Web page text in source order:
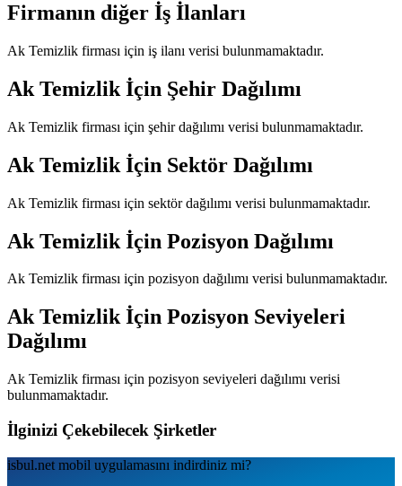
Firmanın diğer İş İlanları
Ak Temizlik firması için iş ilanı verisi bulunmamaktadır.
Ak Temizlik İçin Şehir Dağılımı
Ak Temizlik firması için şehir dağılımı verisi bulunmamaktadır.
Ak Temizlik İçin Sektör Dağılımı
Ak Temizlik firması için sektör dağılımı verisi bulunmamaktadır.
Ak Temizlik İçin Pozisyon Dağılımı
Ak Temizlik firması için pozisyon dağılımı verisi bulunmamaktadır.
Ak Temizlikİçin Pozisyon Seviyeleri
Dağılımı
Ak Temizlik firması için pozisyon seviyeleri dağılımı verisi
bulunmamaktadır.
İlginizi Çekebilecek Şirketler
isbul.net mobil uygulamаsını indirdiniz mi?